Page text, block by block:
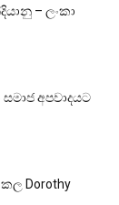
– ලංකා
අපවාදයට
Dorothy